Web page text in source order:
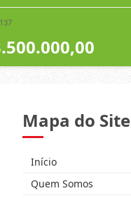
Mapa do Site
Início
Quem Somos